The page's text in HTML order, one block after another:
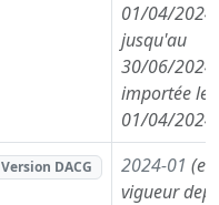
01/04/2024,
jusqu'au
30/06/2024,
importée le
01/04/2024)
Version DACG 2024-01 (en
vigueur